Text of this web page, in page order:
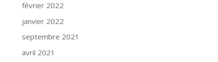
février 2022
janvier 2022
septembre 2021
avril 2021